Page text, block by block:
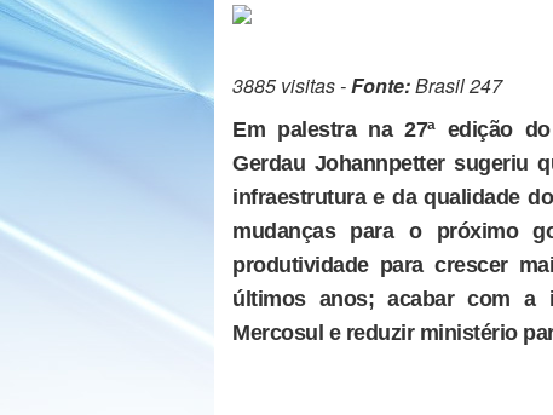
3885 visitas -Fonte:Brasil 247
Em palestra na 27ª edição
Gerdau Johannpetter sugeriu
infraestrutura e da qualidade
mudanças para o próximo
produtividade para crescer
últimos anos; acabar com a
Mercosul e reduzir ministério